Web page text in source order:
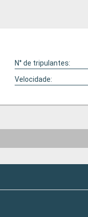
N° de tripulantes:
Velocidade: